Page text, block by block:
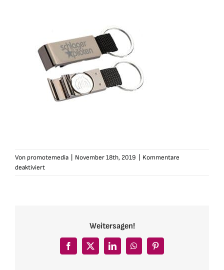
Von promotemedia November 18th, 2019
Kommentare
deaktiviertfür
Weitersagen!
Facebook
X LinkedInWhatsAppPinterest